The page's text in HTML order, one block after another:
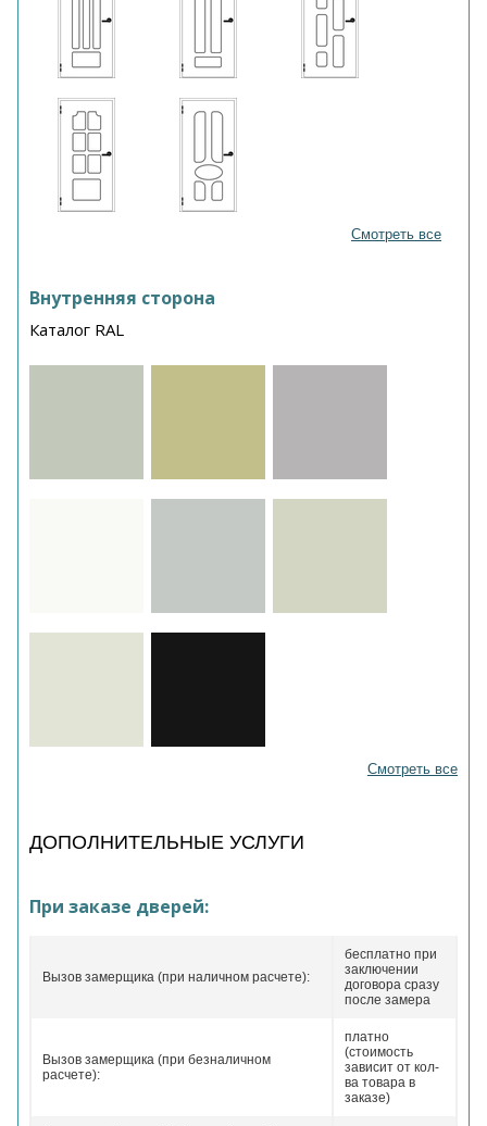
Смотреть все
Внутренняя сторона
Каталог RAL
Смотреть все
ДОПОЛНИТЕЛЬНЫЕ УСЛУГИ
При заказе дверей:
Вызов замерщика (при наличном расчете):
бесплатно при
заключении
договора сразу
после замера
Вызов замерщика (при безналичном
расчете):
платно
(стоимость
зависит от кол-
ва товара в
заказе)